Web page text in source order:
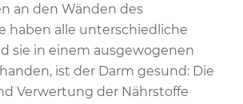
an den Wänden des
haben alle unterschiedliche
sie in einem ausgewogenen
ist der Darm gesund: Die
Verwertung der Nährstoffe